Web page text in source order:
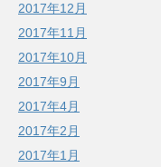
2017年12月
2017年11月
2017年10月
2017年9月
2017年4月
2017年2月
2017年1月